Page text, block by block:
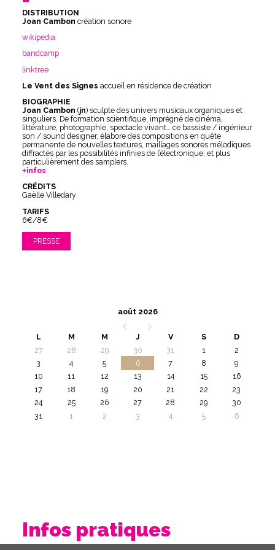
DISTRIBUTION
Joan Cambon création sonore
wikipedia
bandcamp
linktree
Le Vent des Signes accueil en résidence de création
BIOGRAPHIE
Joan Cambon (jn) sculpte des univers musicaux organiques et
singuliers. De formation scientifique, imprégné de cinéma,
littérature, photographie, spectacle vivant… ce bassiste / ingénieur
son / sound designer, élabore des compositions en quête
permanente de nouvelles textures, maillages sonores mélodiques
diffractés par les possibilités infinies de l’électronique, et plus
particulièrement des samplers.
infos
CRÉDITS
Gaëlle Villedary
TARIFS
6€/8€
PRESSE
août 2026
L M M J V S
D
27
28 29 30 31 1
2
3
4 5 6 7 8
9
10
11 12 13 14 15
16
17
18 19 20 21 22
23
24
25 26 27 28 29
30
31
1 2 3 4 5 6
Infos pratiques